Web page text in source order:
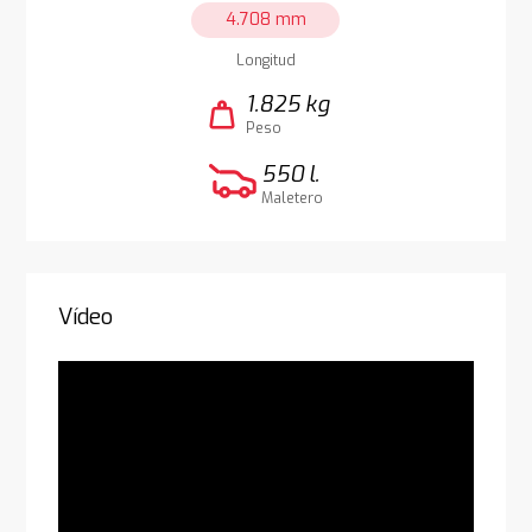
4.708 mm
Longitud
weight 1.825 kg
Peso
550 l.
Maletero
Vídeo